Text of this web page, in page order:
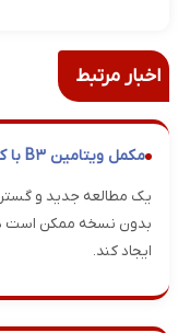
اخبار مرتبط
مکمل ویتامین B۳ با کاهش خطر سرطان پوست مرتبط است
یک مطالعه جدید و
بدون نسخه ممکن است
ایجاد کند.